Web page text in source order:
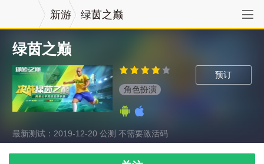
新游 绿茵之巅
绿茵之巅
预订
角色扮演
最新测试：2019-12-20 公测 不需要激活码